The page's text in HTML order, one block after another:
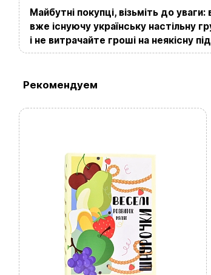
Майбутні покупці, візьміть до
вже існуючу українську настільну
і не витрачайте гроші на неякісну
Рекомендуем